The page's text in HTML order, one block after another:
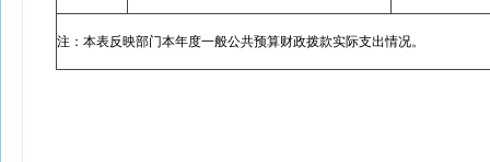
注：本表反映部门本年度一般公共预算财政拨款实际支出情况。